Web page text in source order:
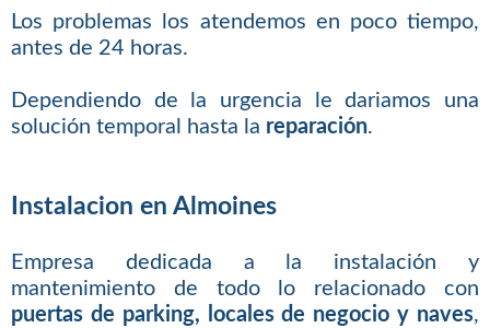
Los problemas los atendemos en poco tiempo,
antes de 24 horas.
Dependiendo de la urgencia le dariamos una
solución temporal hasta la reparación.
Instalacion en Almoines
Empresa dedicada a la instalación y
mantenimiento de todo lo relacionado con
puertas de parking, locales de negocio y naves,